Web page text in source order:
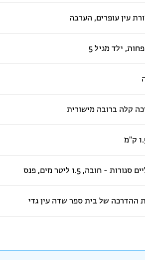
עין עופרים, הערבה
ילד מגיל 5
קלה ברובה מישורית
סגורות - חובה, 1.5 ליטר מים, פנס
ההדרכה של בית ספר שדה עין גדי